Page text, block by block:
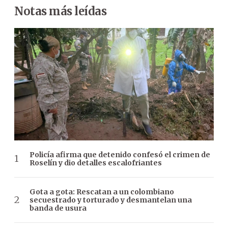
Notas más leídas
Policía afirma que detenido confesó el crimen de
Roselín y dio detalles escalofriantes
Gota a gota: Rescatan a un colombiano
secuestrado y torturado y desmantelan una
banda de usura